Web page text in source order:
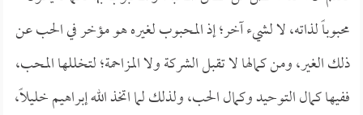
محبوباً لذاته، لا لشيء آخر؛ إذ المحبوب لغيره هو مؤخر في الحب عن
ذلك الغير، ومن كمالها لا تقبل الشركة ولا المزاحمة؛ لتخللها المحب،
ففيها كمال التوحيد وكمال الحب، ولذلك لما اتخذ الله إبراهيم خليلاً،